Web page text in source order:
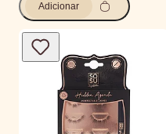
Adicionar